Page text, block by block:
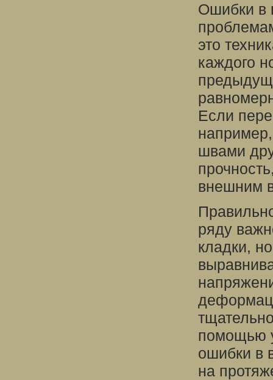
Ошибки в
это
каждого
Если
швами
внешним
ряду
кладки,
помощью
ошибки в
на